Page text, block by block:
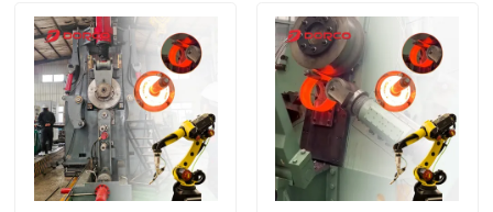
ビデオ
企業情報
会社案内